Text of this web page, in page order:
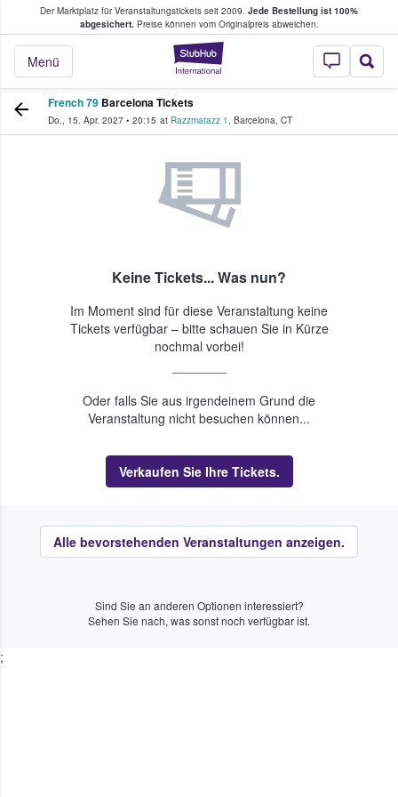
Der Marktplatz für Veranstaltungstickets seit 2009. Jede Bestellung ist 100%
abgesichert.Preise können vom Originalpreis abweichen.
StubHub - Wo
Menü
Tickets kaufen & verkaufen
French 79 Barcelona Tickets
Do., 15. Apr. 2027 • 20:15 at Razzmatazz 1, Barcelona, CT
Keine Tickets... Was nun?
Im Moment sind für diese Veranstaltung keine
Tickets verfügbar – bitte schauen Sie in Kürze
nochmal vorbei!
Oder falls Sie aus irgendeinem Grund die
Veranstaltung nicht besuchen können...
Verkaufen Sie Ihre Tickets.
Alle bevorstehenden Veranstaltungen anzeigen.
Sind Sie an anderen Optionen interessiert?
Sehen Sie nach, was sonst noch verfügbar ist.
;